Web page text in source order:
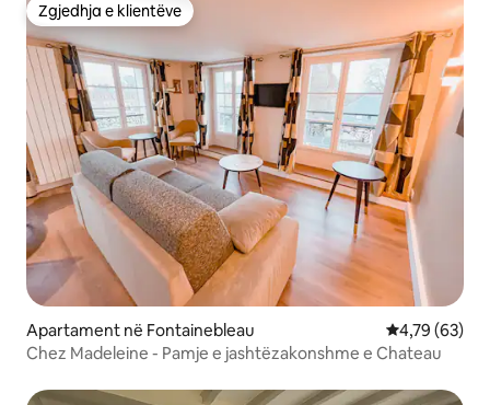
Zgjedhja e klientëve
Zgjedhja e klientëve
Apartament në Fontainebleau Vlerësimi
4,79 (63)
Chez Madeleine - Pamje e jashtëzakonshme e Chateau